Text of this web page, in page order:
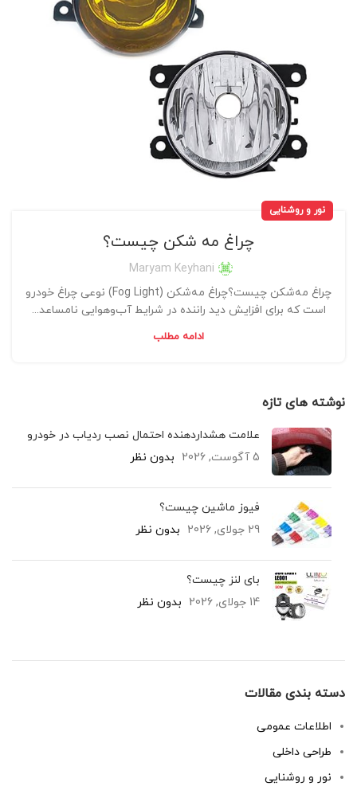
نور و روشنایی
چراغ مه شکن چیست؟
Maryam Keyhani
چراغ مه‌شکن چیست؟چراغ مه‌شکن (Fog Light) نوعی چراغ خودرو
است که برای افزایش دید راننده در شرایط آب‌وهوایی نامساعد...
ادامه مطلب
نوشته های تازه
علامت هشداردهنده احتمال نصب ردیاب در خودرو
5 آگوست, 2026
بدون نظر
فیوز ماشین چیست؟
29 جولای, 2026
بدون نظر
بای لنز چیست؟
14 جولای, 2026
بدون نظر
دسته بندی مقالات
اطلاعات عمومی
طراحی داخلی
نور و روشنایی